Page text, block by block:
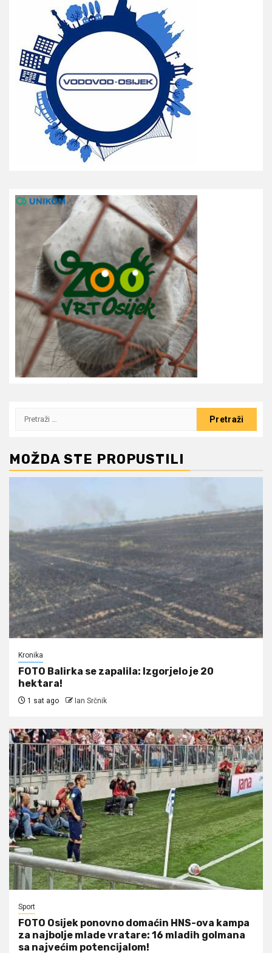
Pretraži:
MOŽDA STE PROPUSTILI
Kronika
FOTO Balirka se zapalila: Izgorjelo je 20
hektara!
1 sat ago Ian Srčnik
Sport
FOTO Osijek ponovno domaćin HNS-ova kampa
za najbolje mlade vratare: 16 mladih golmana
sa najvećim potencijalom!